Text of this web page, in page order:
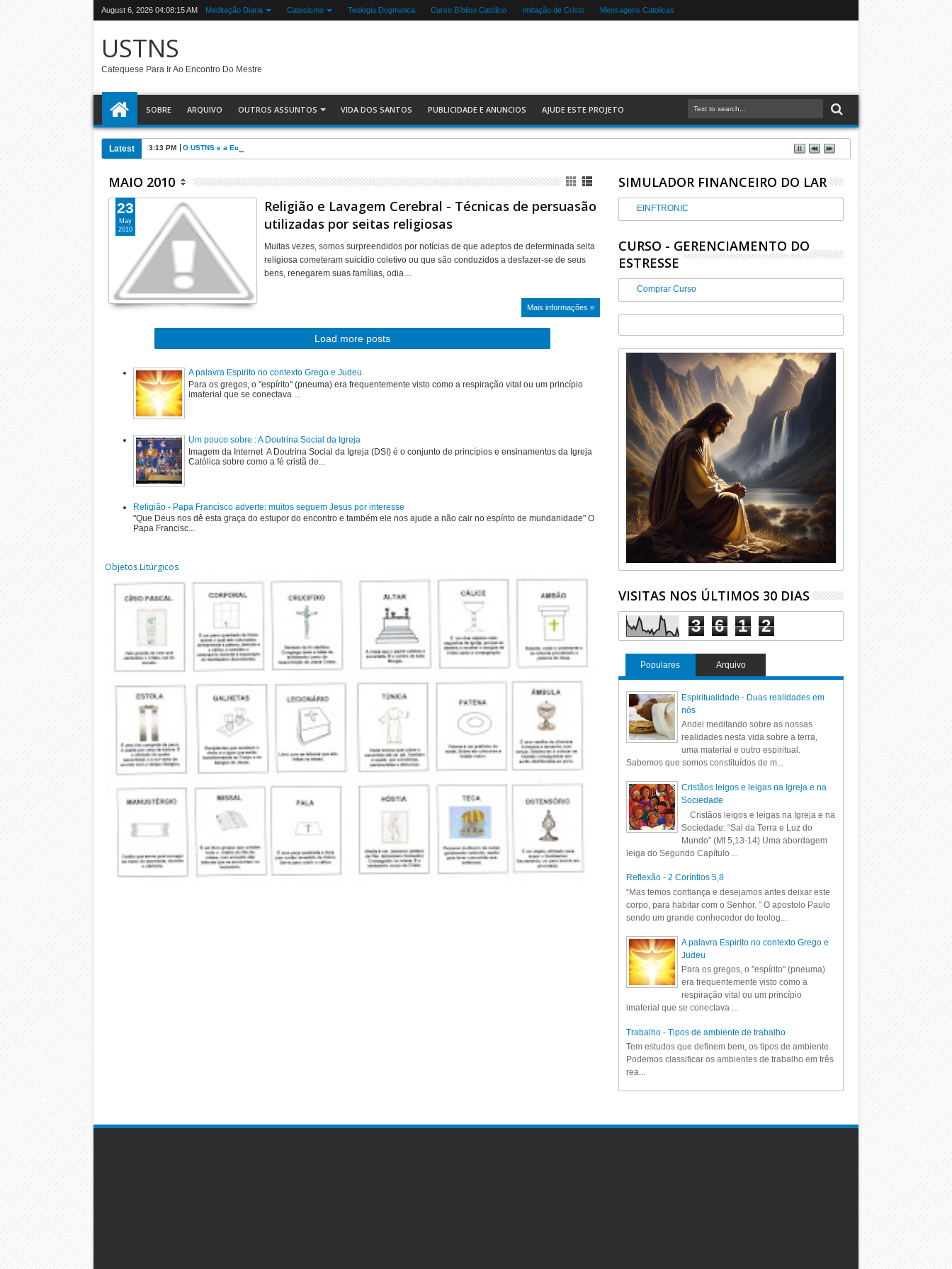
August 6, 2026 04:08:15 AM Meditação Diaria Catecismo Teologia Dogmatica Curso Bíblico Católico Imitação de Cristo Mensagens Catolicas
USTNS
Catequese Para Ir Ao Encontro Do Mestre
SOBRE ARQUIVO OUTROS ASSUNTOS VIDA DOS SANTOS PUBLICIDADE E ANUNCIOS AJUDE ESTE PROJETO
Latest 3:13 PM O USTNS e a Eucaristia
MAIO 2010
Religião e Lavagem Cerebral - Técnicas de persuasão
utilizadas por seitas religiosas
Muitas vezes, somos surpreendidos por notícias de que adeptos de determinada seita
religiosa cometeram suicídio coletivo ou que são conduzidos a desfazer-se de seus
bens, renegarem suas famílias, odia…
Mais informações »
23
May
2010
Load more posts
A palavra Espirito no contexto Grego e Judeu
Para os gregos, o "espírito" (pneuma) era frequentemente visto como a respiração vital ou um princípio
imaterial que se conectava ...
Um pouco sobre : A Doutrina Social da Igreja
Imagem da Internet A Doutrina Social da Igreja (DSI) é o conjunto de princípios e ensinamentos da Igreja
Católica sobre como a fé cristã de...
Religião - Papa Francisco adverte: muitos seguem Jesus por interesse
"Que Deus nos dê esta graça do estupor do encontro e também ele nos ajude a não cair no espírito de mundanidade" O
Papa Francisc...
Objetos Litúrgicos
SIMULADOR FINANCEIRO DO LAR
EINFTRONIC
CURSO - GERENCIAMENTO DO
ESTRESSE
Comprar Curso
VISITAS NOS ÚLTIMOS 30 DIAS
3 6 1 2
Populares Arquivo
Espiritualidade - Duas realidades em
nós
Andei meditando sobre as nossas
realidades nesta vida sobre a terra,
uma material e outro espiritual.
Sabemos que somos constituídos de m...
Cristãos leigos e leigas na Igreja e na
Sociedade
Cristãos leigos e leigas na Igreja e na
Sociedade: “Sal da Terra e Luz do
Mundo” (Mt 5,13-14) Uma abordagem
leiga do Segundo Capítulo ...
Reflexão - 2 Coríntios 5,8
“Mas temos confiança e desejamos antes deixar este
corpo, para habitar com o Senhor. ” O apostolo Paulo
sendo um grande conhecedor de teolog...
A palavra Espirito no contexto Grego e
Judeu
Para os gregos, o "espírito" (pneuma)
era frequentemente visto como a
respiração vital ou um princípio
imaterial que se conectava ...
Trabalho - Tipos de ambiente de trabalho
Tem estudos que definem bem, os tipos de ambiente.
Podemos classificar os ambientes de trabalho em três
rea...